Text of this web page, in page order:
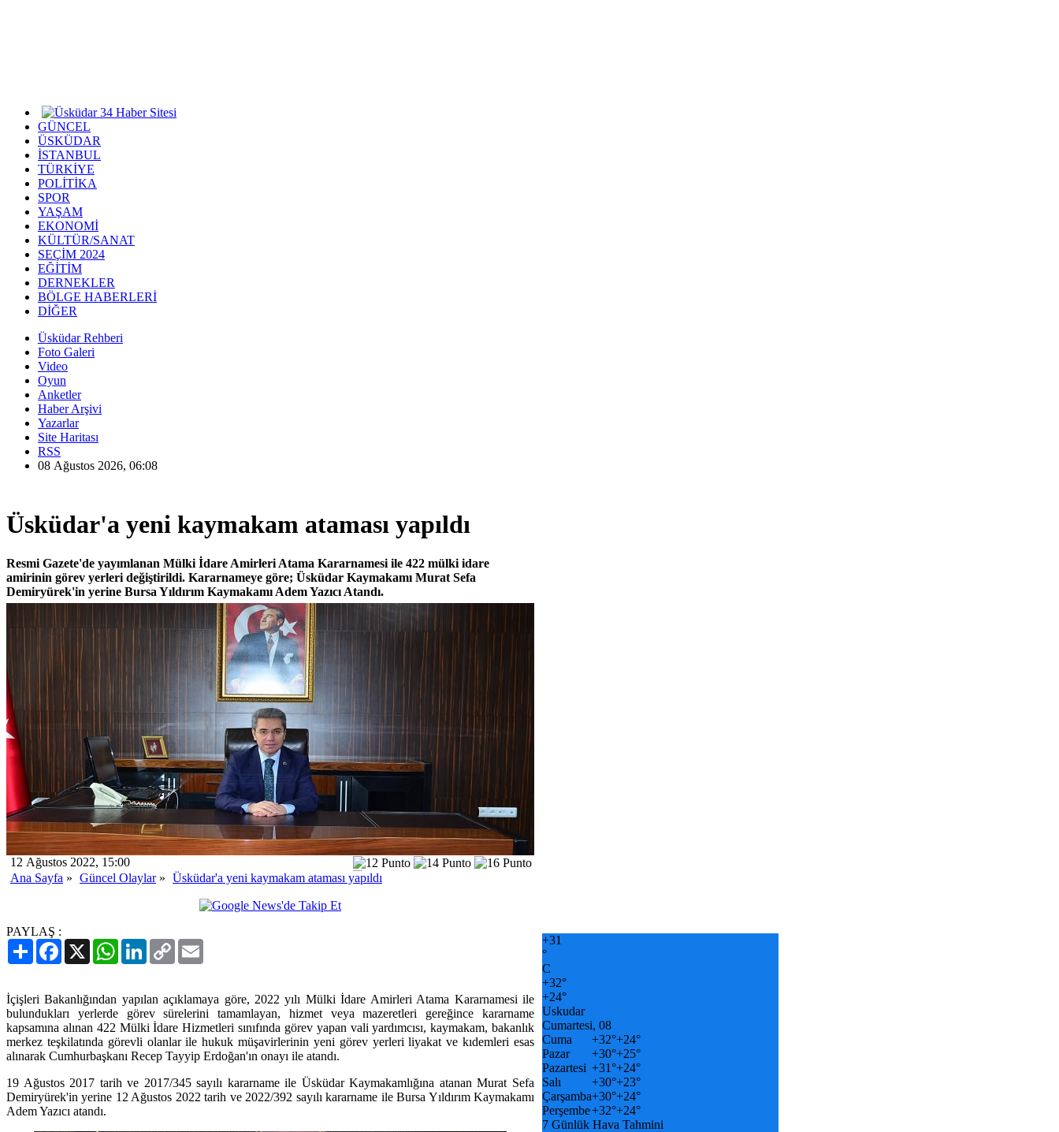
GÜNCEL
ÜSKÜDAR
İSTANBUL
TÜRKİYE
POLİTİKA
SPOR
YAŞAM
EKONOMİ
KÜLTÜR/SANAT
SEÇİM 2024
EĞİTİM
DERNEKLER
BÖLGE HABERLERİ
DİĞER
Üsküdar Rehberi
Foto Galeri
Video
Oyun
Anketler
Haber Arşivi
Yazarlar
Site Haritası
RSS
08 Ağustos 2026, 06:08
Üsküdar'a yeni kaymakam ataması yapıldı
Resmi Gazete'de yayımlanan Mülki İdare Amirleri Atama Kararnamesi ile 422 mülki idare
amirinin görev yerleri değiştirildi. Kararnameye göre; Üsküdar Kaymakamı Murat Sefa
Demiryürek'in yerine Bursa Yıldırım Kaymakamı Adem Yazıcı Atandı.
12 Ağustos 2022, 15:00
Ana Sayfa » Güncel Olaylar» Üsküdar'a yeni kaymakam ataması yapıldı
PAYLAŞ :
PaylaşFacebook
X WhatsAppLinkedIn
Copy
Link
İçişleri Bakanlığından yapılan açıklamaya göre, 2022 yılı Mülki İdare Amirleri Atama Kararnamesi ile
bulundukları yerlerde görev sürelerini tamamlayan, hizmet veya mazeretleri gereğince kararname
kapsamına alınan 422 Mülki İdare Hizmetleri sınıfında görev yapan vali yardımcısı, kaymakam, bakanlık
merkez teşkilatında görevli olanlar ile hukuk müşavirlerinin yeni görev yerleri liyakat ve kıdemleri esas
alınarak Cumhurbaşkanı Recep Tayyip Erdoğan'ın onayı ile atandı.
19 Ağustos 2017 tarih ve 2017/345 sayılı kararname ile Üsküdar Kaymakamlığına atanan Murat Sefa
Demiryürek'in yerine 12 Ağustos 2022 tarih ve 2022/392 sayılı kararname ile Bursa Yıldırım Kaymakamı
Adem Yazıcı atandı.
+31
°
C
+32°
+24°
Uskudar
Cumartesi, 08
Cuma
+32°+24°
Pazar
+30°+25°
Pazartesi +31°+24°
Salı
+30°+23°
Çarşamba+30°+24°
Perşembe+32°+24°
7 Günlük Hava Tahmini